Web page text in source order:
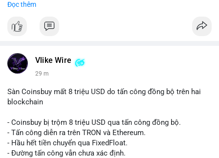
#vlikevn
📰 Nguồn: Cointelegraph
Đọc thêm
Vlike Wire
29 m
Sàn Coinsbuy mất 8 triệu USD do tấn công đồng bộ trên hai
blockchain
- Coinsbuy bị trộm 8 triệu USD qua tấn công đồng bộ.
- Tấn công diễn ra trên TRON và Ethereum.
- Hầu hết tiền chuyển qua FixedFloat.
- Đường tấn công vẫn chưa xác định.